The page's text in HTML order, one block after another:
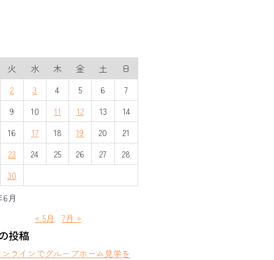
6月
火 水 木 金 土
日
2 3 4 5 6
7
9 10 11 12 13
14
16 17 18 19 20
21
23 24 25 26 27
28
30
« 5月 7月 »
投稿
ンラインでグループホーム見学を